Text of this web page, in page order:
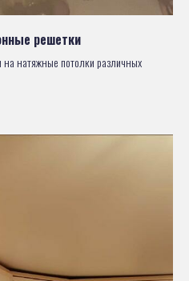
решетки
натяжные потолки различных